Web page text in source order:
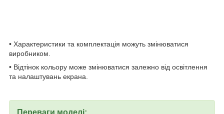
• Характеристики та комплектація можуть змінюватися
виробником.
• Відтінок кольору може змінюватися залежно від освітлення
та налаштувань екрана.